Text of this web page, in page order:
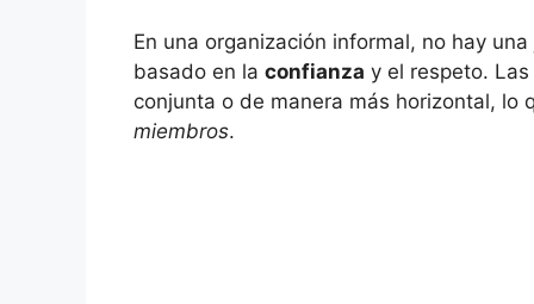
En una organización informal, no hay
basado en la confianza y el respeto.
conjunta o de manera más horizontal, lo
miembros.